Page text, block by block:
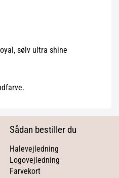
sølv ultra shine
Sådan bestiller du
Halevejledning
Logovejledning
Farvekort